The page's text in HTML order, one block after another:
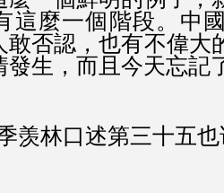
這麼一個階段。中
敢否認，也有不偉大
發生，而且今天忘記
羡林口述第三十五